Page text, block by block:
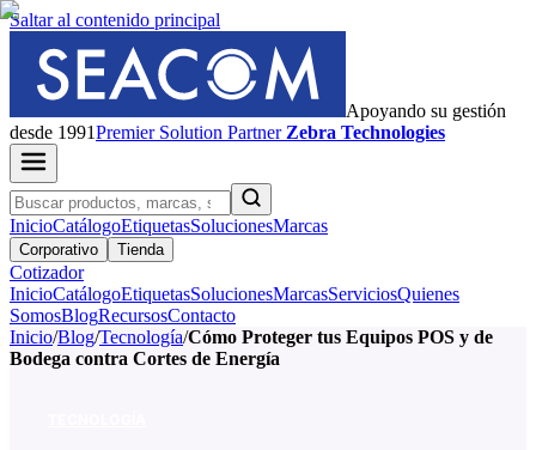
Saltar al contenido principal
Apoyando su gestión
desde 1991PremierSolution Partner Zebra Technologies
InicioCatálogoEtiquetasSolucionesMarcas
Corporativo Tienda
Cotizador
InicioCatálogoEtiquetasSolucionesMarcasServiciosQuienes
SomosBlogRecursosContacto
Inicio/Blog/Tecnología/Cómo Proteger tus Equipos POS y de
Bodega contra Cortes de Energía